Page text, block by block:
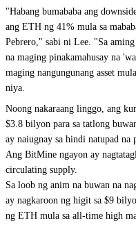
"Habang bumababa ang
ang ETH ng 41% mula sa
Pebrero," sabi ni Lee. "Sa
na maging pinakamahusay na
maging nangungunang asset
niya.
Noong nakaraang linggo, ang
$3.8 bilyon para sa tatlong
ay naiugnay sa hindi natupad na
Ang BitMine ngayon ay
circulating supply.
Sa loob ng anim na buwan na
ay nagkaroon ng higit sa $9
ng ETH mula sa all-time high